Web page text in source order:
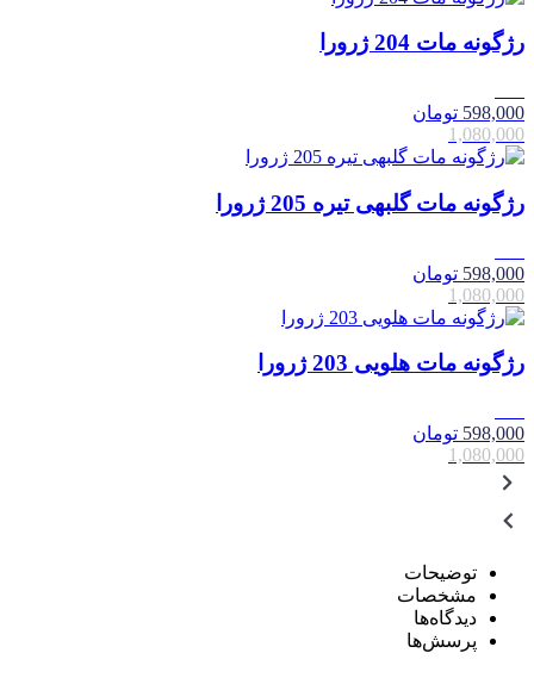
رژگونه مات 204 ژرورا
598,000 تومان
1,080,000
رژگونه مات گلبهی تیره 205 ژرورا
598,000 تومان
1,080,000
رژگونه مات هلویی 203 ژرورا
598,000 تومان
1,080,000
توضیحات
مشخصات
دیدگاه‌ها
پرسش‌ها